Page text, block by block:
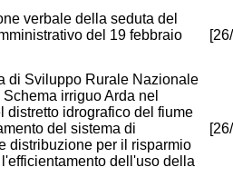
verbale della seduta del
del 19 febbraio
di Sviluppo Rurale Nazionale
irriguo Arda nel
distretto idrografico del fiume
del sistema di
distribuzione per il risparmio
dell'uso della